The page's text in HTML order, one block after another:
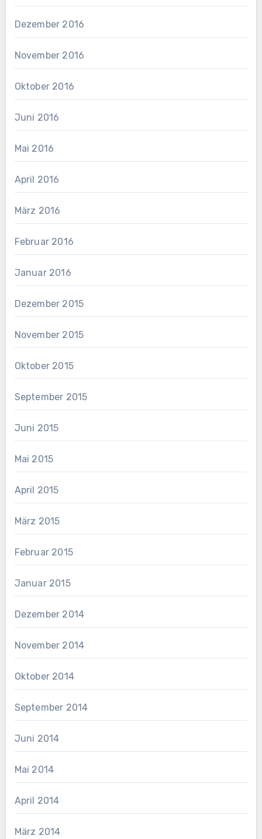
Dezember 2016
November 2016
Oktober 2016
Juni 2016
Mai 2016
April 2016
März 2016
Februar 2016
Januar 2016
Dezember 2015
November 2015
Oktober 2015
September 2015
Juni 2015
Mai 2015
April 2015
März 2015
Februar 2015
Januar 2015
Dezember 2014
November 2014
Oktober 2014
September 2014
Juni 2014
Mai 2014
April 2014
März 2014